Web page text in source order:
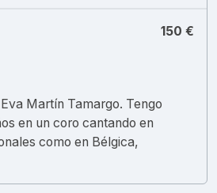
150 €
Martín Tamargo. Tengo
en un coro cantando en
como en Bélgica,